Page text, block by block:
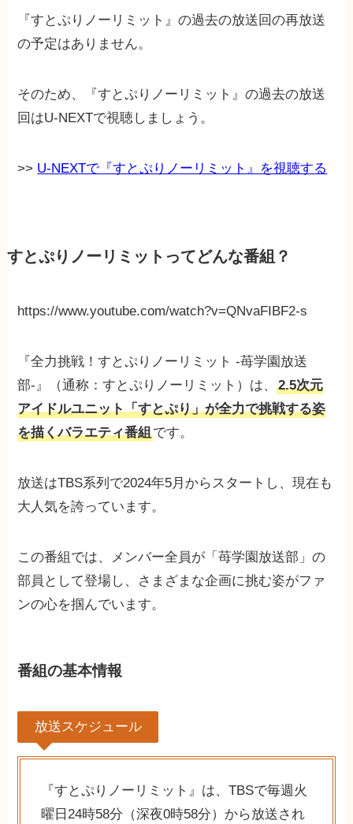
『すとぷりノーリミット』の過去の放送回の再放送
の予定はありません。
そのため、『すとぷりノーリミット』の過去の放送
回はU-NEXTで視聴しましょう。
>> U-NEXTで『すとぷりノーリミット』を視聴する
すとぷりノーリミットってどんな番組？
https://www.youtube.com/watch?v=QNvaFIBF2-s
『全力挑戦！すとぷりノーリミット -苺学園放送
部-』（通称：すとぷりノーリミット）は、2.5次元
アイドルユニット「すとぷり」が全力で挑戦する姿
を描くバラエティ番組です。
放送はTBS系列で2024年5月からスタートし、現在も
大人気を誇っています。
この番組では、メンバー全員が「苺学園放送部」の
部員として登場し、さまざまな企画に挑む姿がファ
ンの心を掴んでいます。
番組の基本情報
放送スケジュール
『すとぷりノーリミット』は、TBSで毎週火
曜日24時58分（深夜0時58分）から放送され